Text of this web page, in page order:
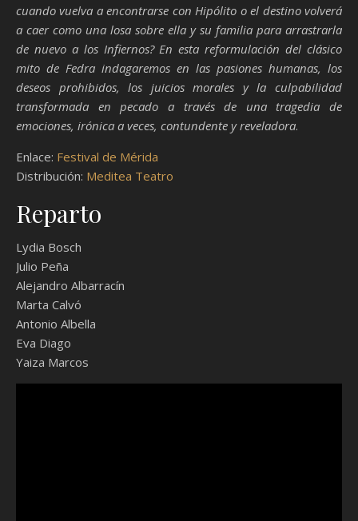
cuando vuelva a encontrarse con Hipólito o el destino volverá
a caer como una losa sobre ella y su familia para arrastrarla
de nuevo a los Infiernos? En esta reformulación del clásico
mito de Fedra indagaremos en las pasiones humanas, los
deseos prohibidos, los juicios morales y la culpabilidad
transformada en pecado a través de una tragedia de
emociones, irónica a veces, contundente y reveladora.
Enlace: Festival de Mérida
Distribución: Meditea Teatro
Reparto
Lydia Bosch
Julio Peña
Alejandro Albarracín
Marta Calvó
Antonio Albella
Eva Diago
Yaiza Marcos